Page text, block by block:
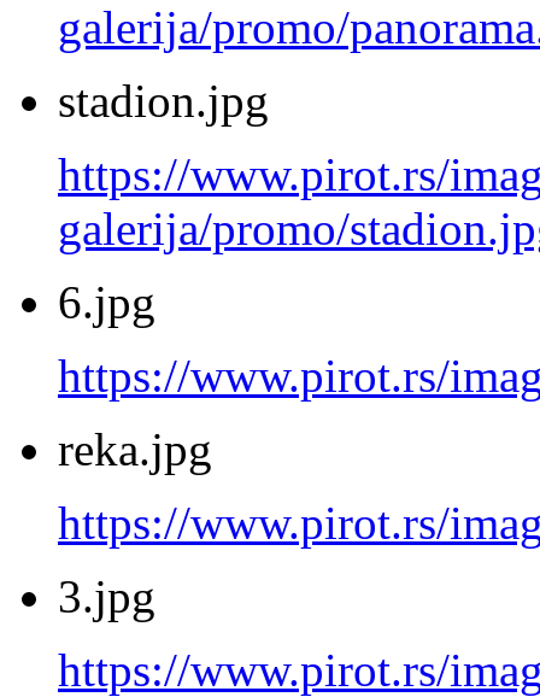
galerija/promo/
stadion.jpg
https://www.pirot.rs/
galerija/promo/
6.jpg
https://www.pirot.rs/
reka.jpg
https://www.pirot.rs/
3.jpg
https://www.pirot.rs/